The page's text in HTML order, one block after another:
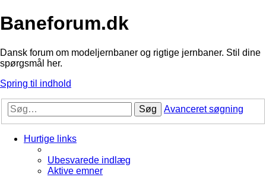
Baneforum.dk
Dansk forum om modeljernbaner og rigtige jernbaner. Stil dine
spørgsmål her.
Spring til indhold
Søg Avanceret søgning
Hurtige links
Ubesvarede indlæg
Aktive emner